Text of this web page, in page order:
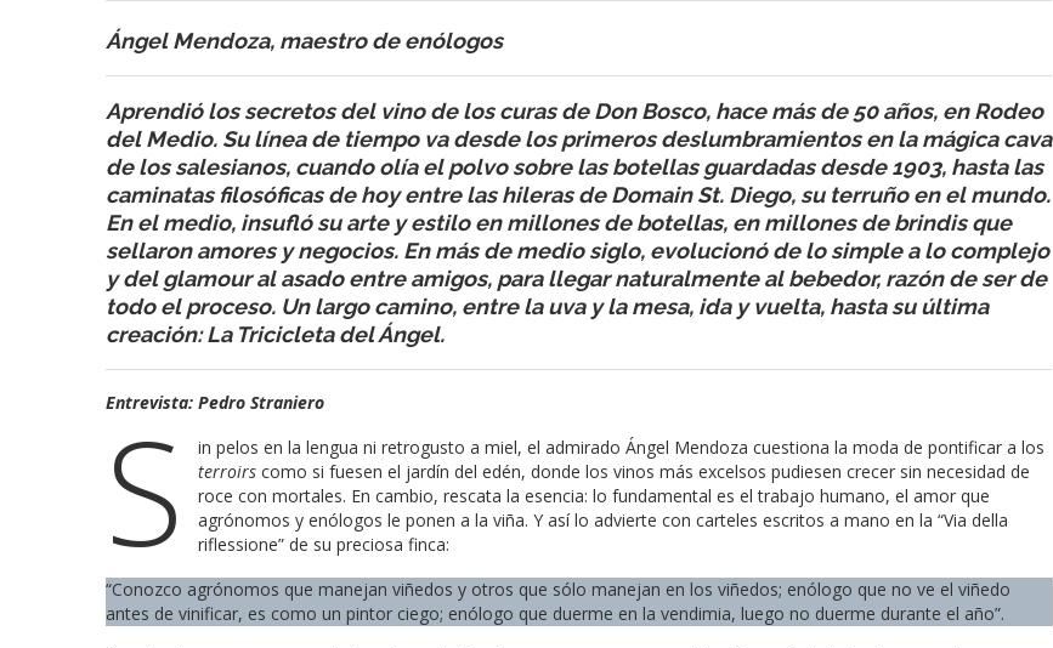
Ángel Mendoza, maestro de enólogos
Aprendió los secretos del vino de los curas de Don Bosco, hace más de 50 años, en Rodeo
del Medio. Su línea de tiempo va desde los primeros deslumbramientos en la mágica cava
de los salesianos, cuando olía el polvo sobre las botellas guardadas desde 1903, hasta las
caminatas filosóficas de hoy entre las hileras de Domain St. Diego, su terruño en el mundo.
En el medio, insufló su arte y estilo en millones de botellas, en millones de brindis que
sellaron amores y negocios. En más de medio siglo, evolucionó de lo simple a lo complejo
y del glamour al asado entre amigos, para llegar naturalmente al bebedor, razón de ser de
todo el proceso. Un largo camino, entre la uva y la mesa, ida y vuelta, hasta su última
creación: La Tricicleta del Ángel.
Entrevista: Pedro Straniero
S
in pelos en la lengua ni retrogusto a miel, el admirado Ángel Mendoza cuestiona la moda de pontificar a los
terroirscomo si fuesen el jardín del edén, donde los vinos más excelsos pudiesen crecer sin necesidad de
roce con mortales. En cambio, rescata la esencia: lo fundamental es el trabajo humano, el amor que
agrónomos y enólogos le ponen a la viña. Y así lo advierte con carteles escritos a mano en la “Via della
riflessione” de su preciosa finca:
“Conozco agrónomos que manejan viñedos y otros que sólo manejan en los viñedos; enólogo que no ve el viñedo
antes de vinificar, es como un pintor ciego; enólogo que duerme en la vendimia, luego no duerme durante el año”.